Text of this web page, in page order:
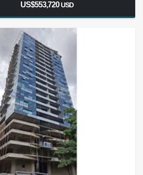
US$553,720USD